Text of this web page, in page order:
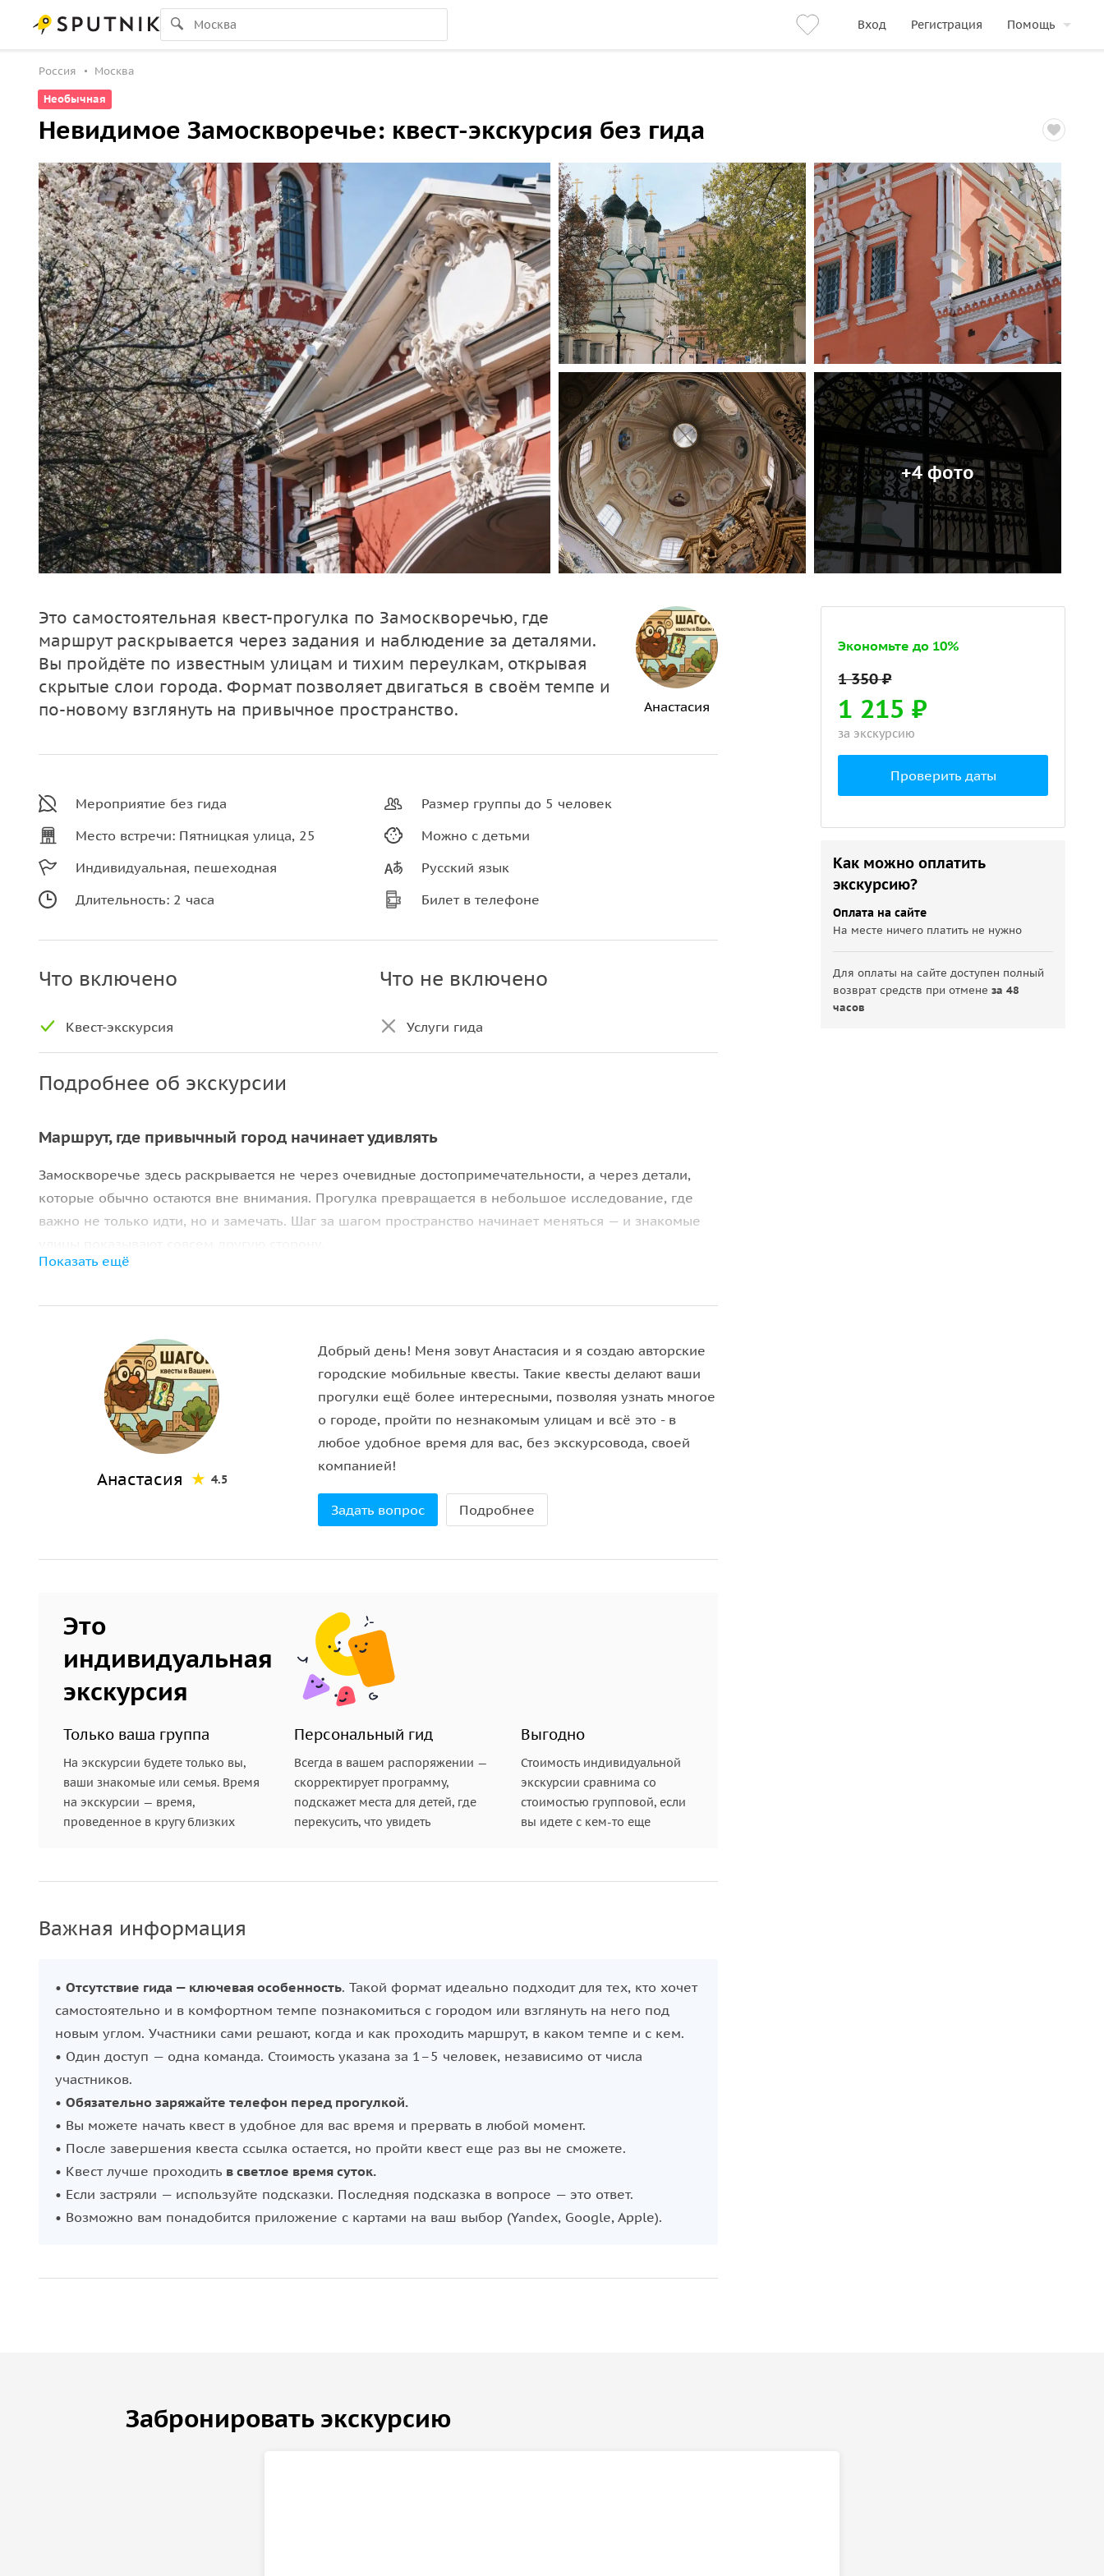
Вход Регистрация Помощь
Россия
Москва
Необычная
Невидимое Замоскворечье: квест-экскурсия без гида
+4 фото
Это самостоятельная квест-прогулка по Замоскворечью, где
маршрут раскрывается через задания и наблюдение за деталями.
Вы пройдёте по известным улицам и тихим переулкам, открывая
скрытые слои города. Формат позволяет двигаться в своём темпе и
по-новому взглянуть на привычное пространство.
Анастасия
Мероприятие без гида
Место встречи: Пятницкая улица, 25
Индивидуальная, пешеходная
Длительность: 2 часа
Размер группы до 5 человек
Можно с детьми
Русский язык
Билет в телефоне
Что включено
Квест-экскурсия
Что не включено
Услуги гида
Подробнее об экскурсии
Маршрут, где привычный город начинает удивлять
Замоскворечье здесь раскрывается не через очевидные достопримечательности, а через детали,
которые обычно остаются вне внимания. Прогулка превращается в небольшое исследование, где
важно не только идти, но и замечать. Шаг за шагом пространство начинает меняться — и знакомые
и тихие переулки между ними. Здесь за привычной застройкой прячутся следы разных
эпох — от старых слобод и купеческой Москвы до модерна и более поздних слоёв. В процессе вы
находите ответы на неожиданные вопросы: почему у улицы может быть имя без «владельца», где в
центре города сохраняются редкие детали прошлого и как история буквально оказывается под
Квест как способ увидеть больше
Формат построен так, чтобы вы сами становились исследователем. Задания направляют внимание и
Показать ещё
Анастасия 4.5
Добрый день! Меня зовут Анастасия и я создаю авторские
городские мобильные квесты. Такие квесты делают ваши
прогулки ещё более интересными, позволяя узнать многое
о городе, пройти по незнакомым улицам и всё это - в
любое удобное время для вас, без экскурсовода, своей
компанией!
Задать вопрос Подробнее
Это
индивидуальная
экскурсия
Только ваша группа
На экскурсии будете только вы,
ваши знакомые или семья. Время
на экскурсии — время,
проведенное в кругу близких
Персональный гид
Всегда в вашем распоряжении —
скорректирует программу,
подскажет места для детей, где
перекусить, что увидеть
Выгодно
Стоимость индивидуальной
экскурсии сравнима со
стоимостью групповой, если
вы идете с кем-то еще
Важная информация
• Отсутствие гида — ключевая особенность. Такой формат идеально подходит для тех, кто хочет
самостоятельно и в комфортном темпе познакомиться с городом или взглянуть на него под
новым углом. Участники сами решают, когда и как проходить маршрут, в каком темпе и с кем.
• Один доступ — одна команда. Стоимость указана за 1–5 человек, независимо от числа
участников.
• Обязательно заряжайте телефон перед прогулкой.
• Вы можете начать квест в удобное для вас время и прервать в любой момент.
• После завершения квеста ссылка остается, но пройти квест еще раз вы не сможете.
• Квест лучше проходить в светлое время суток.
• Если застряли — используйте подсказки. Последняя подсказка в вопросе — это ответ.
• Возможно вам понадобится приложение с картами на ваш выбор (Yandex, Google, Apple).
Экономьте до 10%
1 215 ₽
за экскурсию
Проверить даты
Как можно оплатить
экскурсию?
Оплата на сайте
На месте ничего платить не нужно
Для оплаты на сайте доступен полный
возврат средств при отменеза 48
часов
Забронировать экскурсию